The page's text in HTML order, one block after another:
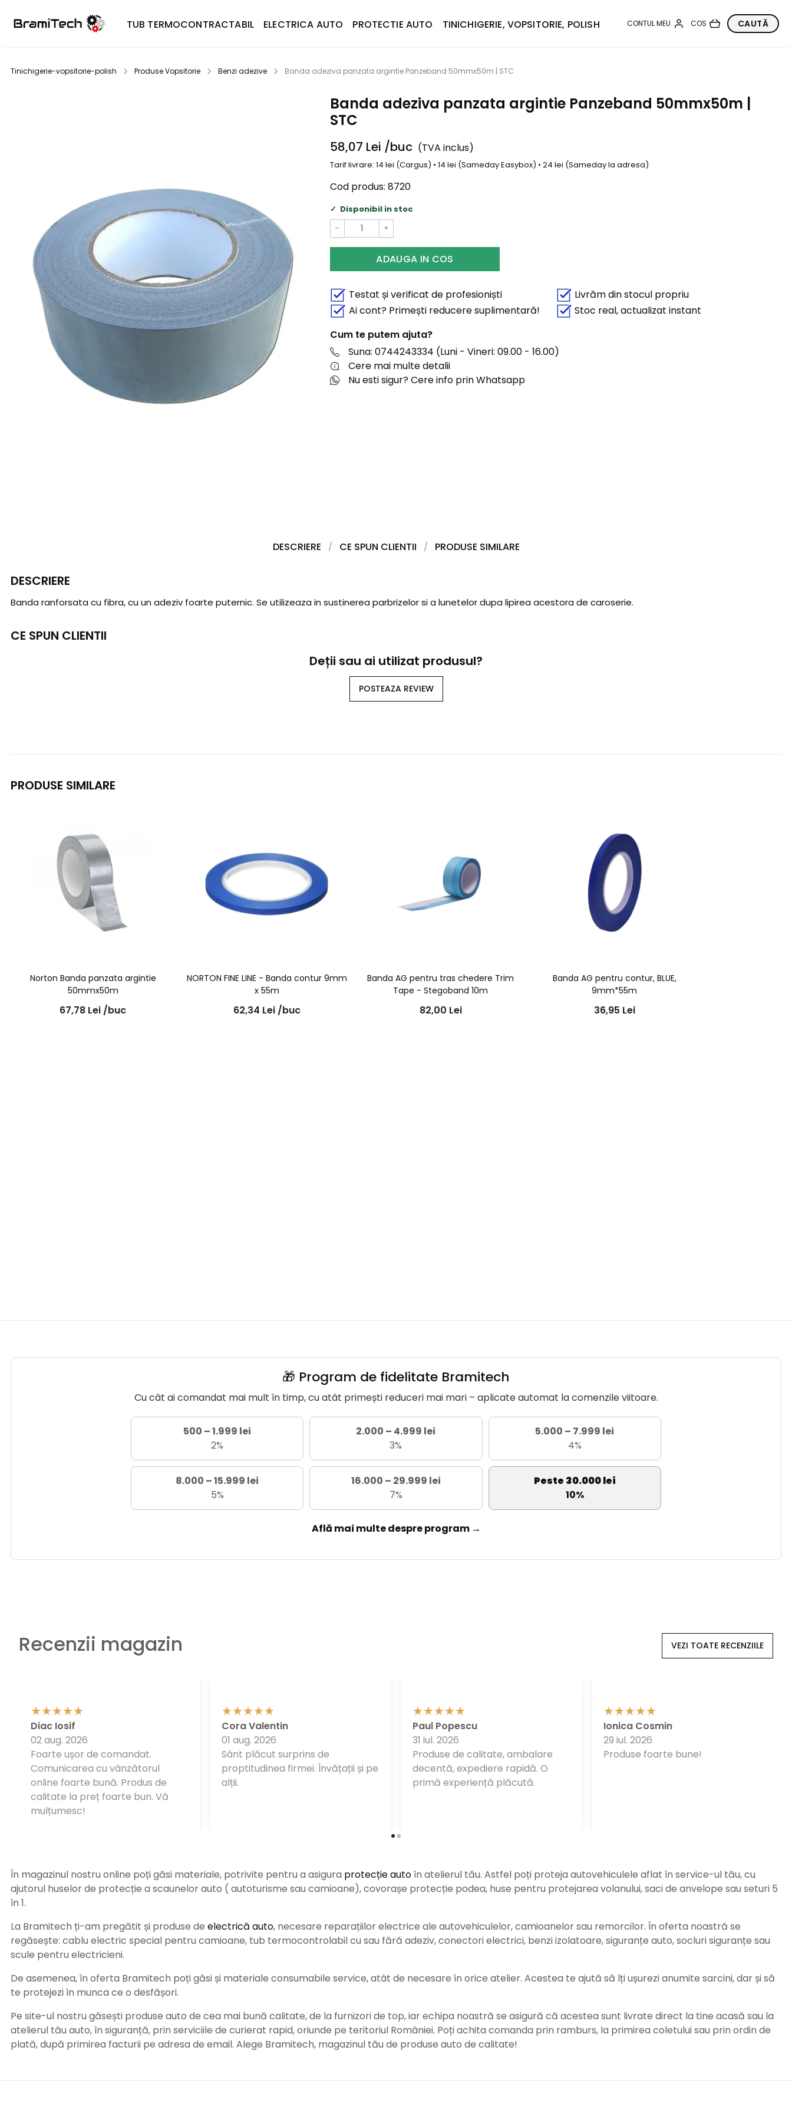
TUB TERMOCONTRACTABIL ELECTRICA AUTO PROTECTIE AUTO TINICHIGERIE, VOPSITORIE, POLISH
Tinichigerie-vopsitorie-polish Produse Vopsitorie Benzi adezive Banda adeziva panzata argintie Panzeband 50mmx50m | STC
Banda adeziva panzata argintie Panzeband 50mmx50m |
STC
58,07 Lei /buc (TVA inclus)
Tarif livrare: 14 lei (Cargus) • 14 lei (Sameday Easybox) • 24 lei (Sameday la adresa)
Cod produs: 8720
Disponibil in stoc
− +
ADAUGA IN COS
Testat și verificat de profesioniști
Livrăm din stocul propriu
Ai cont? Primești reducere suplimentară!
Stoc real, actualizat instant
Cum te putem ajuta?
Suna: 0744243334 (Luni - Vineri: 09.00 - 16.00)
Cere mai multe detalii
Nu esti sigur? Cere info prin Whatsapp
DESCRIERE CE SPUN CLIENTII PRODUSE SIMILARE
DESCRIERE
Banda ranforsata cu fibra, cu un adeziv foarte puternic. Se utilizeaza in sustinerea parbrizelor si a lunetelor dupa lipirea acestora de caroserie.
CE SPUN CLIENTII
Deții sau ai utilizat produsul?
POSTEAZA REVIEW
PRODUSE SIMILARE
Norton Banda panzata argintie
50mmx50m
67,78 Lei /buc
NORTON FINE LINE - Banda contur 9mm
x 55m
62,34 Lei /buc
Banda AG pentru tras chedere Trim
Tape - Stegoband 10m
82,00 Lei
Banda AG pentru contur, BLUE,
9mm*55m
36,95 Lei
🎁 Program de fidelitate Bramitech
Cu cât ai comandat mai mult în timp, cu atât primești reduceri mai mari – aplicate automat la comenzile viitoare.
500 – 1.999 lei
2%
2.000 – 4.999 lei
3%
5.000 – 7.999 lei
4%
8.000 – 15.999 lei
5%
16.000 – 29.999 lei
7%
Peste 30.000 lei
10%
Află mai multe despre program →
Recenzii magazin VEZI TOATE RECENZIILE
Foarte ușor de comandat.
Comunicarea cu vânzătorul
online foarte bună. Produs de
calitate la preț foarte bun. Vă
mulțumesc!
Diac Iosif
02 aug. 2026
Sânt plăcut surprins de
proptitudinea firmei. Învățații și pe
alții.
Cora Valentin
01 aug. 2026
Produse de calitate, ambalare
decentă, expediere rapidă. O
primă experiență plăcută.
Paul Popescu
31 iul. 2026
Produse foarte bune!
Ionica Cosmin
29 iul. 2026
În magazinul nostru online poți găsi materiale, potrivite pentru a asigura protecție autoîn atelierul tău. Astfel poți proteja autovehiculele aflat în service-ul tău, cu
ajutorul huselor de protecție a scaunelor auto ( autoturisme sau camioane), covorașe protecție podea, huse pentru protejarea volanului, saci de anvelope sau seturi 5
în 1.
La Bramitech ți-am pregătit și produse de electrică auto, necesare reparațiilor electrice ale autovehiculelor, camioanelor sau remorcilor. În oferta noastră se
regăsește: cablu electric special pentru camioane, tub termocontrolabil cu sau fără adeziv, conectori electrici, benzi izolatoare, siguranțe auto, socluri siguranțe sau
scule pentru electricieni.
De asemenea, în oferta Bramitech poți găsi și materiale consumabile service, atât de necesare în orice atelier. Acestea te ajută să îți ușurezi anumite sarcini, dar și să
te protejezi în munca ce o desfășori.
Pe site-ul nostru găsești produse auto de cea mai bună calitate, de la furnizori de top, iar echipa noastră se asigură că acestea sunt livrate direct la tine acasă sau la
atelierul tău auto, în siguranță, prin serviciile de curierat rapid, oriunde pe teritoriul României. Poți achita comanda prin ramburs, la primirea coletului sau prin ordin de
plată, după primirea facturii pe adresa de email. Alege Bramitech, magazinul tău de produse auto de calitate!